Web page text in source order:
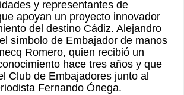
y representantes de
apoyan un proyecto innovador
del destino Cádiz. Alejandro
símbolo de Embajador de manos
Romero, quien recibió un
hace tres años y que
Club de Embajadores junto al
Fernando Ónega.